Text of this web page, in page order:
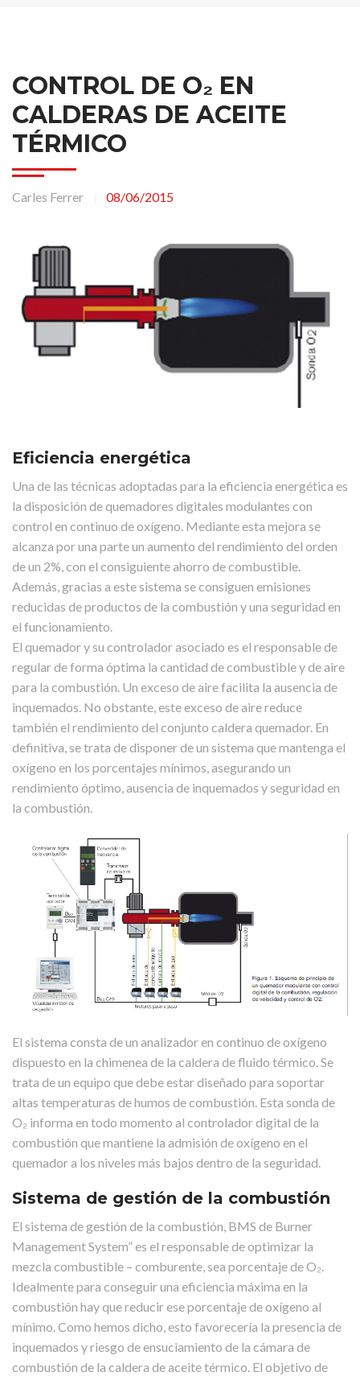
CONTROL DE O₂ EN
CALDERAS DE ACEITE
TÉRMICO
Carles Ferrer 08/06/2015
Eficiencia energética
Una de las técnicas adoptadas para la eficiencia energética es
la disposición de quemadores digitales modulantes con
control en continuo de oxígeno. Mediante esta mejora se
alcanza por una parte un aumento del rendimiento del orden
de un 2%, con el consiguiente ahorro de combustible.
Además, gracias a este sistema se consiguen emisiones
reducidas de productos de la combustión y una seguridad en
el funcionamiento.
El quemador y su controlador asociado es el responsable de
regular de forma óptima la cantidad de combustible y de aire
para la combustión. Un exceso de aire facilita la ausencia de
inquemados. No obstante, este exceso de aire reduce
también el rendimiento del conjunto caldera quemador. En
definitiva, se trata de disponer de un sistema que mantenga el
oxígeno en los porcentajes mínimos, asegurando un
rendimiento óptimo, ausencia de inquemados y seguridad en
la combustión.
El sistema consta de un analizador en continuo de oxígeno
dispuesto en la chimenea de la caldera de fluido térmico. Se
trata de un equipo que debe estar diseñado para soportar
altas temperaturas de humos de combustión. Esta sonda de
O₂ informa en todo momento al controlador digital de la
combustión que mantiene la admisión de oxígeno en el
quemador a los niveles más bajos dentro de la seguridad.
Sistema de gestión de la combustión
El sistema de gestión de la combustión, BMS de Burner
Management System” es el responsable de optimizar la
mezcla combustible – comburente, sea porcentaje de O₂.
Idealmente para conseguir una eficiencia máxima en la
combustión hay que reducir ese porcentaje de oxígeno al
mínimo. Como hemos dicho, esto favorecería la presencia de
inquemados y riesgo de ensuciamiento de la cámara de
combustión de la caldera de aceite térmico. El objetivo de